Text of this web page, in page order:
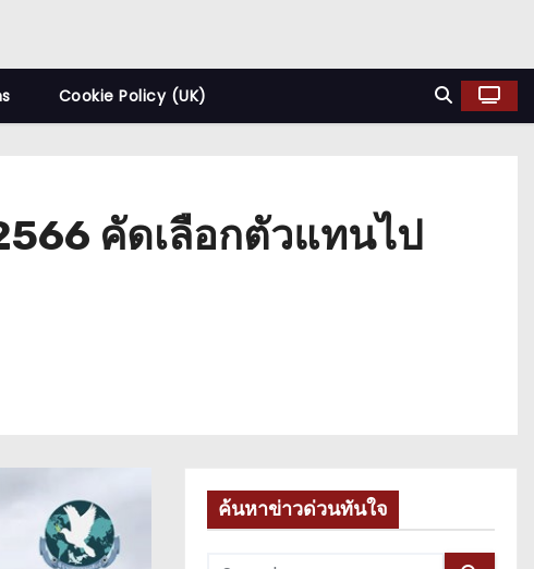
Cookie Policy (UK)
คัดเลือกตัวแทนไป
ค้นหาข่าวด่วนทันใจ